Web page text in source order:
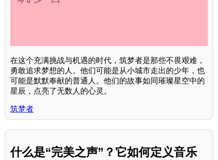
在这个充满挑战与机遇的时代，筑梦者是那些不畏艰难，
勇敢追求梦想的人。他们可能是从小城市走出的少年，也
可能是默默奉献的普通人。他们的故事如同璀璨星空中的
星辰，点亮了无数人的心灵。
筑梦者
什么是“完美之声”？它如何定义音乐